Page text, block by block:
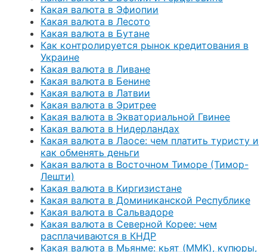
Какая валюта в Эфиопии
Какая валюта в Лесото
Какая валюта в Бутане
Как контролируется рынок кредитования в
Украине
Какая валюта в Ливане
Какая валюта в Бенине
Какая валюта в Латвии
Какая валюта в Эритрее
Какая валюта в Экваториальной Гвинее
Какая валюта в Нидерландах
Какая валюта в Лаосе: чем платить туристу и
как обменять деньги
Какая валюта в Восточном Тиморе (Тимор-
Лешти)
Какая валюта в Киргизистане
Какая валюта в Доминиканской Республике
Какая валюта в Сальвадоре
Какая валюта в Северной Корее: чем
расплачиваются в КНДР
Какая валюта в Мьянме: кьят (MMK), купюры,